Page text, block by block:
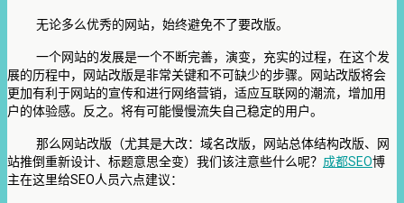
无论多么优秀的网站，始终避免不了要改版。
一个网站的发展是一个不断完善，演变，充实的过程，在这个发
展的历程中，网站改版是非常关键和不可缺少的步骤。网站改版将会
更加有利于网站的宣传和进行网络营销，适应互联网的潮流，增加用
户的体验感。反之。将有可能慢慢流失自己稳定的用户。
那么网站改版（尤其是大改：域名改版，网站总体结构改版、网
站推倒重新设计、标题意思全变）我们该注意些什么呢？ 成都SEO博
主在这里给SEO 人员六点建议：